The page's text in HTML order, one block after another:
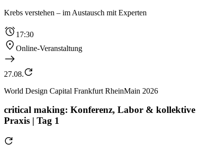
Krebs verstehen – im Austausch mit Experten
17:30
Online-Veranstaltung
27.08.
World Design Capital Frankfurt RheinMain 2026
critical making: Konferenz, Labor & kollektive
Praxis | Tag 1